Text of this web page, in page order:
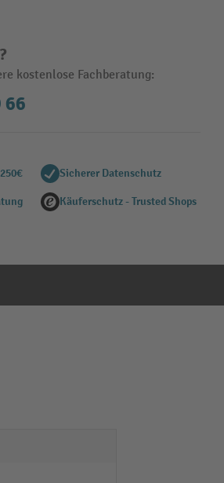
kostenlose Fachberatung:
66
Sicherer Datenschutz
Käuferschutz - Trusted Shops